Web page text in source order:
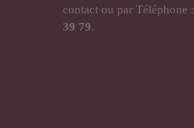
contact ou par Téléphone :
39 79.